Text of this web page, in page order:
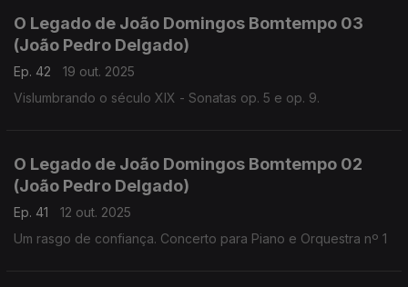
O Legado de João Domingos Bomtempo 03
(João Pedro Delgado)
Ep. 42
19 out. 2025
Vislumbrando o século XIX - Sonatas op. 5 e op. 9.
O Legado de João Domingos Bomtempo 02
(João Pedro Delgado)
Ep. 41
12 out. 2025
Um rasgo de confiança. Concerto para Piano e Orquestra nº 1